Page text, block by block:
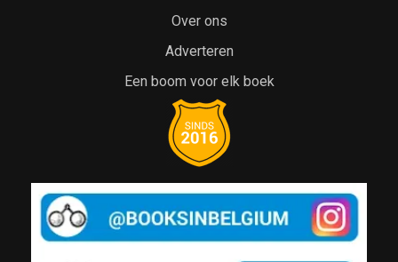
Over ons
Adverteren
Een boom voor elk boek